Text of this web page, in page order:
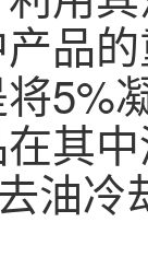
品
5%
其
油